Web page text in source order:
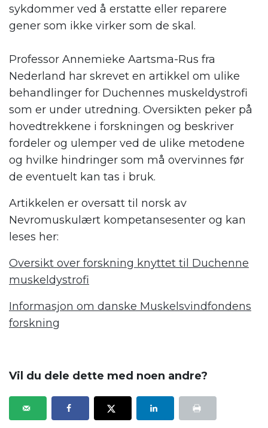
sykdommer ved å erstatte eller reparere
gener som ikke virker som de skal.
Professor Annemieke Aartsma-Rus fra
Nederland har skrevet en artikkel om ulike
behandlinger for Duchennes muskeldystrofi
som er under utredning. Oversikten peker på
hovedtrekkene i forskningen og beskriver
fordeler og ulemper ved de ulike metodene
og hvilke hindringer som må overvinnes før
de eventuelt kan tas i bruk.
Artikkelen er oversatt til norsk av
Nevromuskulært kompetansesenter og kan
leses her:
Oversikt over forskning knyttet til Duchenne
muskeldystrofi
Informasjon om danske Muskelsvindfondens
forskning
Vil du dele dette med noen andre?